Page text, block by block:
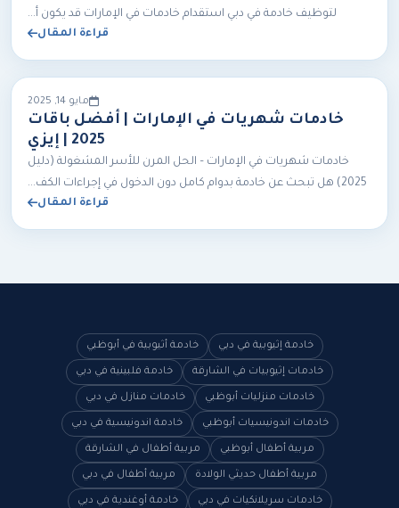
لتوظيف خادمة في دبي استقدام خادمات في الإمارات قد يكون أ...
قراءة المقال
مايو 14, 2025
خادمات شهريات في الإمارات | أفضل باقات
2025 | إيزي
خادمات شهريات في الإمارات – الحل المرن للأسر المشغولة (دليل
2025) هل تبحث عن خادمة بدوام كامل دون الدخول في إجراءات الكف...
قراءة المقال
خادمة إثيوبية في دبي خادمة أثيوبية في أبوظبي
خادمات إثيوبيات في الشارقة خادمة فلبينية في دبي
خادمات منزليات أبوظبي خادمات منازل في دبي
خادمات اندونيسيات أبوظبي خادمة اندونيسية في دبي
مربية أطفال أبوظبي مربية أطفال في الشارقة
مربية أطفال حديثي الولادة مربية أطفال في دبي
خادمات سريلانكيات في دبي خادمة أوغندية في دبي